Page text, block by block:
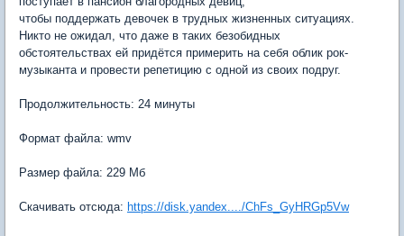
чтобы поддержать девочек в трудных жизненных ситуациях.
Никто не ожидал, что даже в таких безобидных
обстоятельствах ей придётся примерить на себя облик рок-
музыканта и провести репетицию с одной из своих подруг.
Продолжительность: 24 минуты
Формат файла: wmv
Размер файла: 229 Мб
Скачивать отсюда: https://disk.yandex..../ChFs_GyHRGp5Vw